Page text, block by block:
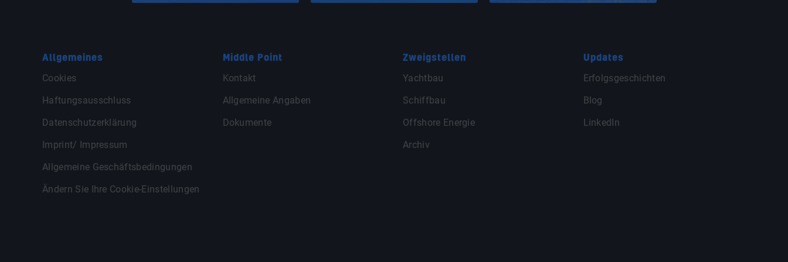
Allgemeines
Cookies
Haftungsausschluss
Datenschutzerklärung
Imprint/ Impressum
Allgemeine Geschäftsbedingungen
Ändern Sie Ihre Cookie-Einstellungen
Middle Point
Kontakt
Allgemeine Angaben
Dokumente
Zweigstellen
Yachtbau
Schiffbau
Offshore Energie
Archiv
Updates
Erfolgsgeschichten
Blog
LinkedIn